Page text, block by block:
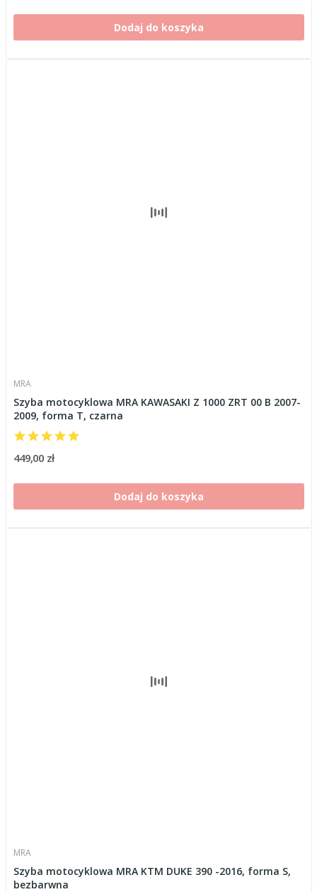
Dodaj do koszyka
MRA
Szyba motocyklowa MRA KAWASAKI Z 1000 ZRT 00 B 2007-
2009, forma T, czarna
449,00 zł
Dodaj do koszyka
MRA
Szyba motocyklowa MRA KTM DUKE 390 -2016, forma S,
bezbarwna